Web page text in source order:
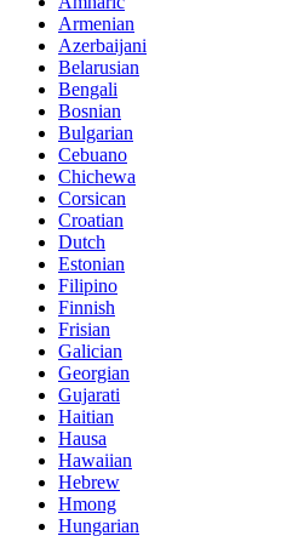
Armenian
Azerbaijani
Belarusian
Bengali
Bosnian
Bulgarian
Cebuano
Chichewa
Corsican
Croatian
Dutch
Estonian
Filipino
Finnish
Frisian
Galician
Georgian
Gujarati
Haitian
Hausa
Hawaiian
Hebrew
Hmong
Hungarian